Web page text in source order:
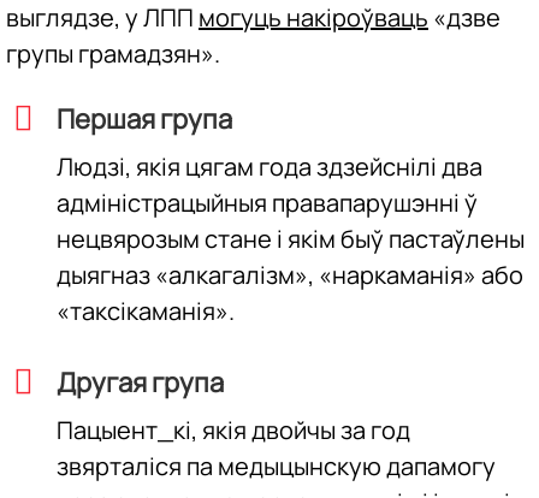
выглядзе, у ЛПП могуць накіроўваць «дзве
групы грамадзян».
Першая група
Людзі, якія цягам года здзейснілі два
адміністрацыйныя правапарушэнні ў
нецвярозым стане і якім быў пастаўлены
дыягназ «алкагалізм», «наркаманія» або
«таксікаманія».
Другая група
Пацыент_кі, якія двойчы за год
звярталіся па медыцынскую дапамогу